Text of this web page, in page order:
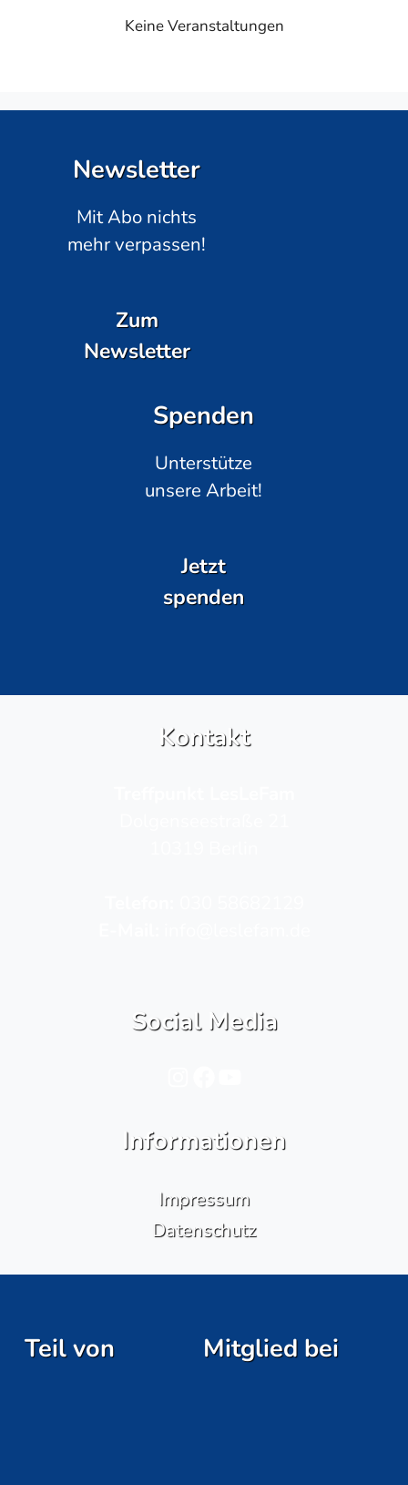
Keine Veranstaltungen
Newsletter
Mit Abo nichts
mehr verpassen!
Zum
Newsletter
Spenden
Unterstütze
unsere Arbeit!
Jetzt
spenden
Kontakt
Social Media
Informationen
Impressum
Datenschutz
Teil von Mitglied bei